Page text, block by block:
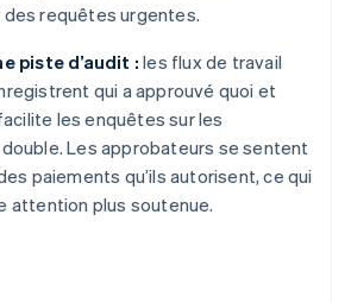
requêtes urgentes.
piste d’audit : les flux de travail
qui a approuvé quoi et
les enquêtes sur les
Les approbateurs se sentent
paiements qu’ils autorisent, ce qui
attention plus soutenue.